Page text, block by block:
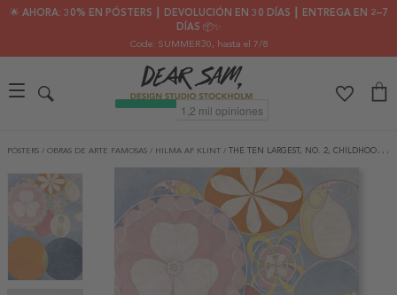
🌟 AHORA: 30% EN PÓSTERS ┃ DEVOLUCIÓN EN 30 DÍAS ┃ ENTREGA EN 2–7
DÍAS 📦✨
Code: SUMMER30, hasta el 7/8
PÓSTERS / OBRAS DE ARTE FAMOSAS / HILMA AF KLINT / THE TEN LARGEST, NO. 2, CHILDHOOD BY HILMA AF KLINT